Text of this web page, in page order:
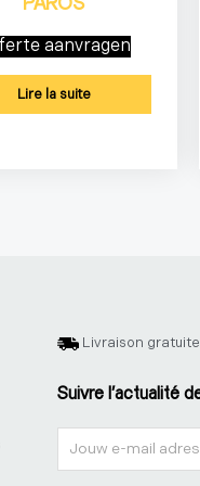
aanvragen
Lire la suite
Livraison gratuite
Suivre l'actualité
Nieuwsbrief